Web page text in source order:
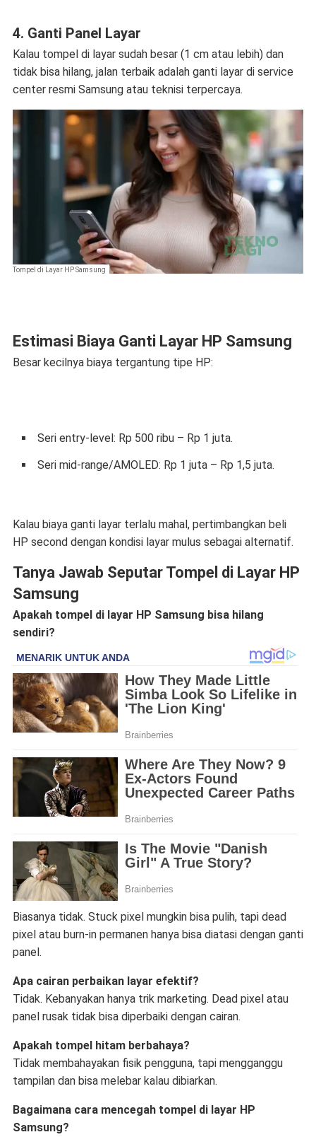
4. Ganti Panel Layar
Kalau tompel di layar sudah besar (1 cm atau lebih) dan
tidak bisa hilang, jalan terbaik adalah ganti layar di service
center resmi Samsung atau teknisi terpercaya.
Tompel di Layar HP Samsung
Estimasi Biaya Ganti Layar HP Samsung
Besar kecilnya biaya tergantung tipe HP:
Seri entry-level: Rp 500 ribu – Rp 1 juta.
Seri mid-range/AMOLED: Rp 1 juta – Rp 1,5 juta.
Kalau biaya ganti layar terlalu mahal, pertimbangkan beli
HP second dengan kondisi layar mulus sebagai alternatif.
Tanya Jawab Seputar Tompel di Layar HP
Samsung
Apakah tompel di layar HP Samsung bisa hilang
sendiri?
Biasanya tidak. Stuck pixel mungkin bisa pulih, tapi dead
pixel atau burn-in permanen hanya bisa diatasi dengan ganti
panel.
Apa cairan perbaikan layar efektif?
Tidak. Kebanyakan hanya trik marketing. Dead pixel atau
panel rusak tidak bisa diperbaiki dengan cairan.
Apakah tompel hitam berbahaya?
Tidak membahayakan fisik pengguna, tapi mengganggu
tampilan dan bisa melebar kalau dibiarkan.
Bagaimana cara mencegah tompel di layar HP
Samsung?